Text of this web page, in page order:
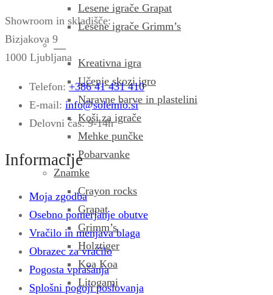
Lesene igrače Grapat
Lesene igrače Grimm’s
Kreativna igra
Učenje skozi igro
Naravne barve in plastelini
Koši za igrače
Mehke punčke
Pobarvanke
Znamke
Crayon rocks
Grapat
Grimm’s
Holztiger
Koa Koa
Litogami
Showroom in skladišče:
Bizjakova 9
1000 Ljubljana
Telefon:+386 41 431 410
E-mail: info@solemio.si
Delovni čas: 9-14h
Informacije
Moja zgodba
Osebno pomerjanje obutve
Vračilo in menjava blaga
Obrazec za vračilo
Pogosta vprašanja
Splošni pogoji poslovanja